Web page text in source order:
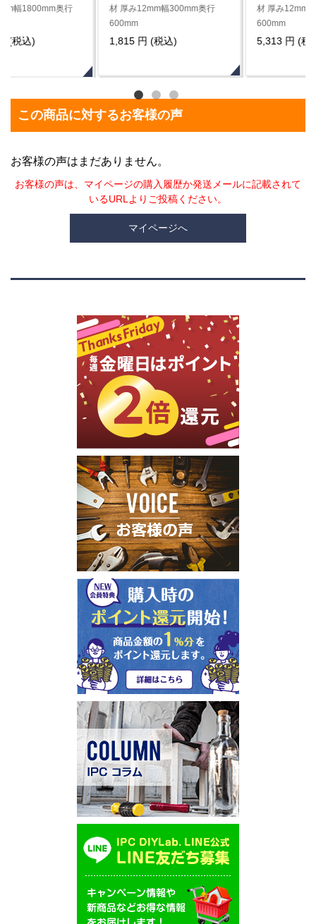
材 厚み12mm幅300mm奥行
1,815 円 (税込)
材 厚み12mm幅900mm奥行
5,313 円 (税込)
この商品に対するお客様の声
お客様の声はまだありません。
お客様の声は、マイページの購入履歴か発送メールに記載されて
いるURLよりご投稿ください。
マイページへ